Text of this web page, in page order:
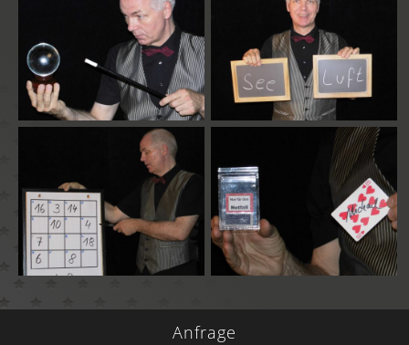
Anfrage